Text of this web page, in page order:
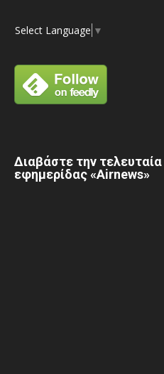
Select Language ▼
Διαβάστε την
εφημερίδας «Airnews»